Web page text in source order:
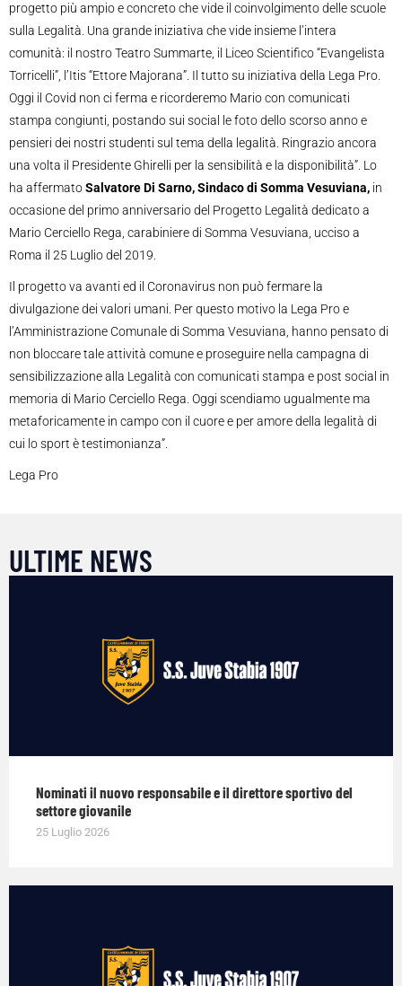
progetto più ampio e concreto che vide il coinvolgimento delle scuole
sulla Legalità. Una grande iniziativa che vide insieme l’intera
comunità: il nostro Teatro Summarte, il Liceo Scientifico “Evangelista
Torricelli”, l’Itis “Ettore Majorana”. Il tutto su iniziativa della Lega Pro.
Oggi il Covid non ci ferma e ricorderemo Mario con comunicati
stampa congiunti, postando sui social le foto dello scorso anno e
pensieri dei nostri studenti sul tema della legalità. Ringrazio ancora
una volta il Presidente Ghirelli per la sensibilità e la disponibilità”. Lo
ha affermatoSalvatore Di Sarno, Sindaco di Somma Vesuviana, in
occasione del primo anniversario del Progetto Legalità dedicato a
Mario Cerciello Rega, carabiniere di Somma Vesuviana, ucciso a
Roma il 25 Luglio del 2019.
Il progetto va avanti ed il Coronavirus non può fermare la
divulgazione dei valori umani. Per questo motivo la Lega Pro e
l’Amministrazione Comunale di Somma Vesuviana, hanno pensato di
non bloccare tale attività comune e proseguire nella campagna di
sensibilizzazione alla Legalità con comunicati stampa e post social in
memoria di Mario Cerciello Rega. Oggi scendiamo ugualmente ma
metaforicamente in campo con il cuore e per amore della legalità di
cui lo sport è testimonianza”.
Lega Pro
ULTIME NEWS
Nominati il nuovo responsabile e il direttore sportivo del
settore giovanile
25 Luglio 2026